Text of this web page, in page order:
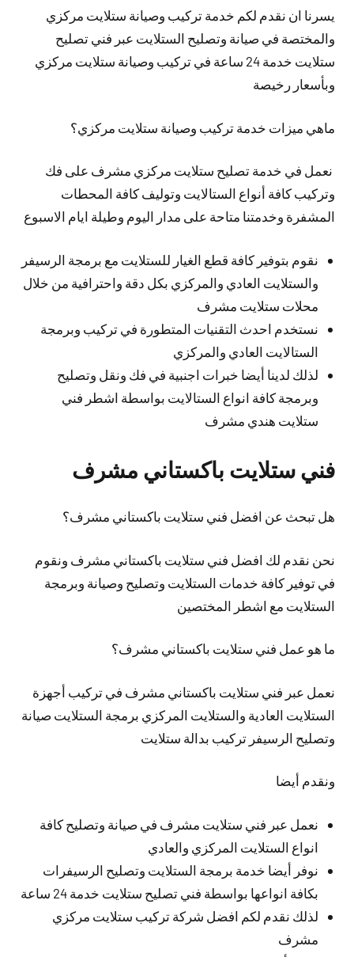
يسرنا ان نقدم لكم خدمة تركيب وصيانة ستلايت مركزي
والمختصة في صيانة وتصليح الستلايت عبر فني تصليح
ستلايت خدمة 24 ساعة في تركيب وصيانة ستلايت مركزي
وبأسعار رخيصة
ماهي ميزات خدمة تركيب وصيانة ستلايت مركزي؟
نعمل في خدمة تصليح ستلايت مركزي مشرف على فك
وتركيب كافة أنواع الستالايت وتوليف كافة المحطات
المشفرة وخدمتنا متاحة على مدار اليوم وطيلة ايام الاسبوع
نقوم بتوفير كافة قطع الغيار للستلايت مع برمجة الرسيفر
والستلايت العادي والمركزي بكل دقة واحترافية من خلال
محلات ستلايت مشرف
نستخدم احدث التقنيات المتطورة في تركيب وبرمجة
الستالايت العادي والمركزي
لذلك لدينا أيضا خبرات اجنبية في فك ونقل وتصليح
وبرمجة كافة انواع الستالايت بواسطة اشطر فني
ستلايت هندي مشرف
فني ستلايت باكستاني مشرف
هل تبحث عن افضل فني ستلايت باكستاني مشرف؟
نحن نقدم لك افضل فني ستلايت باكستاني مشرف ونقوم
في توفير كافة خدمات الستلايت وتصليح وصيانة وبرمجة
الستلايت مع اشطر المختصين
ما هو عمل فني ستلايت باكستاني مشرف؟
نعمل عبر فني ستلايت باكستاني مشرف في تركيب أجهزة
الستلايت العادية والستلايت المركزي برمجة الستلايت صيانة
وتصليح الرسيفر تركيب بدالة ستلايت
ونقدم أيضا
نعمل عبر فني ستلايت مشرف في صيانة وتصليح كافة
انواع الستلايت المركزي والعادي
نوفر أيضا خدمة برمجة الستلايت وتصليح الرسيفرات
بكافة انواعها بواسطة فني تصليح ستلايت خدمة 24 ساعة
لذلك نقدم لكم افضل شركة تركيب ستلايت مركزي
مشرف